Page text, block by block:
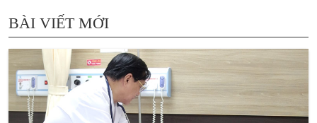
BÀI VIẾT MỚI